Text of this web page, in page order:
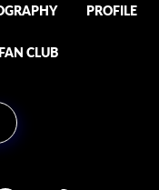
PROFILE
FAN CLUB